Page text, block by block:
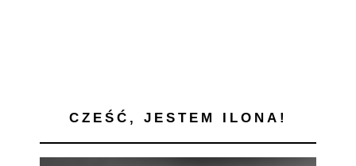
CZEŚĆ, JESTEM ILONA!